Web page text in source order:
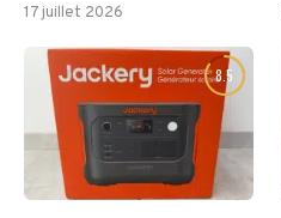
17 juillet 2026
8.5